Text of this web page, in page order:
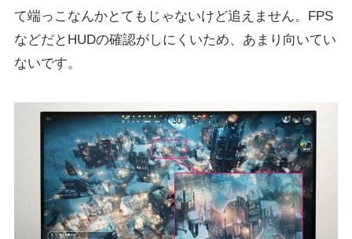
て端っこなんかとてもじゃないけど追えません。FPS
などだとHUDの確認がしにくいため、あまり向いてい
ないです。